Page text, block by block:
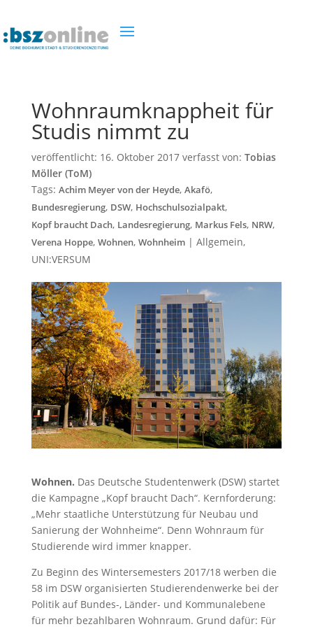
Wohnraumknappheit für
Studis nimmt zu
veröffentlicht: 16. Oktober 2017verfasst von: Tobias
Möller (ToM)
Tags: Achim Meyer von der Heyde, Akafö,
Bundesregierung, DSW, Hochschulsozialpakt,
Kopf braucht Dach, Landesregierung, Markus Fels, NRW,
Verena Hoppe, Wohnen, Wohnheim| Allgemein,
UNI:VERSUM
Wohnen. Das Deutsche Studentenwerk (DSW) startet
die Kampagne „Kopf braucht Dach“. Kernforderung:
„Mehr staatliche Unterstützung für Neubau und
Sanierung der Wohnheime“. Denn Wohnraum für
Studierende wird immer knapper.
Zu Beginn des Wintersemesters 2017/18 werben die
58 im DSW organisierten Studierendenwerke bei der
Politik auf Bundes-, Länder- und Kommunalebene
für mehr bezahlbaren Wohnraum. Grund dafür: Für